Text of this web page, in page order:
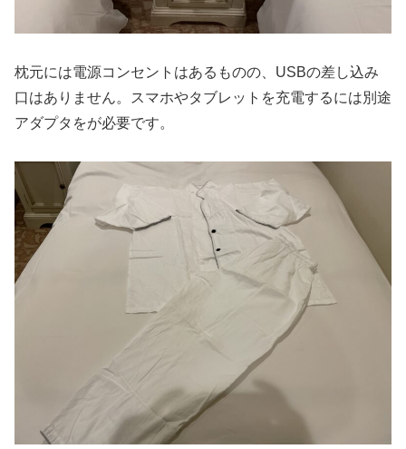
枕元には電源コンセントはあるものの、USBの差し込み
口はありません。スマホやタブレットを充電するには別途
アダプタをが必要です。